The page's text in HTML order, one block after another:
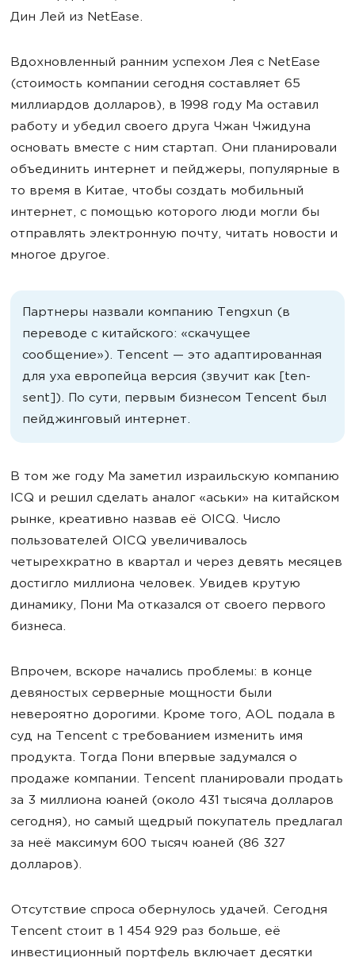
Дин Лей из NetEase.
Вдохновленный ранним успехом Лея с NetEase
(стоимость компании сегодня составляет 65
миллиардов долларов), в 1998 году Ма оставил
работу и убедил своего друга Чжан Чжидуна
основать вместе с ним стартап. Они планировали
объединить интернет и пейджеры, популярные в
то время в Китае, чтобы создать мобильный
интернет, с помощью которого люди могли бы
отправлять электронную почту, читать новости и
многое другое.
Партнеры назвали компанию Tengxun (в
переводе с китайского: «скачущее
сообщение»). Tencent — это адаптированная
для уха европейца версия (звучит как [ten-
sent]). По сути, первым бизнесом Tencent был
пейджинговый интернет.
В том же году Ма заметил израильскую компанию
ICQ и решил сделать аналог «аськи» на китайском
рынке, креативно назвав её OICQ. Число
пользователей OICQ увеличивалось
четырехкратно в квартал и через девять месяцев
достигло миллиона человек. Увидев крутую
динамику, Пони Ма отказался от своего первого
бизнеса.
Впрочем, вскоре начались проблемы: в конце
девяностых серверные мощности были
невероятно дорогими. Кроме того, AOL подала в
суд на Tencent с требованием изменить имя
продукта. Тогда Пони впервые задумался о
продаже компании. Tencent планировали продать
за 3 миллиона юаней (около 431 тысяча долларов
сегодня), но самый щедрый покупатель предлагал
за неё максимум 600 тысяч юаней (86 327
долларов).
Отсутствие спроса обернулось удачей. Сегодня
Tencent стоит в 1 454 929 раз больше, её
инвестиционный портфель включает десятки